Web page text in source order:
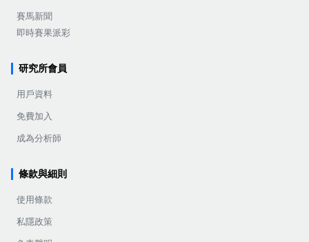
賽馬新聞
即時賽果派彩
研究所會員
用戶資料
免費加入
成為分析師
條款與細則
使用條款
私隱政策